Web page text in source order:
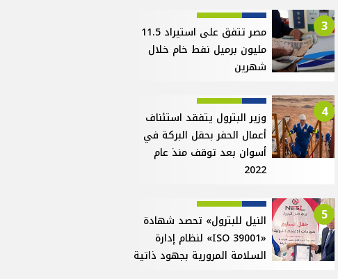
3
مصر تتفق على استيراد 11.5
مليون برميل نفط خام خلال
شهرين
4
وزير البترول يتفقد استئناف
أعمال الحفر بحقل البركة في
أسوان بعد توقف منذ عام
2022
5
النيل للبترول» تحصد شهادة
«ISO 39001» لنظام إدارة
السلامة المرورية بجهود ذاتية